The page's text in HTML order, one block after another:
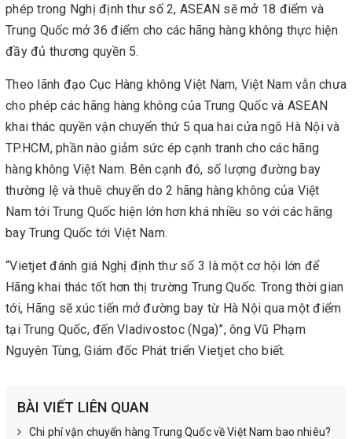
phép trong Nghị định thư số 2, ASEAN sẽ mở 18 điểm và
Trung Quốc mở 36 điểm cho các hãng hàng không thực hiện
đầy đủ thương quyền 5.
Theo lãnh đạo Cục Hàng không Việt Nam, Việt Nam vẫn chưa
cho phép các hãng hàng không của Trung Quốc và ASEAN
khai thác quyền vận chuyển thứ 5 qua hai cửa ngõ Hà Nội và
TP.HCM, phần nào giảm sức ép cạnh tranh cho các hãng
hàng không Việt Nam. Bên cạnh đó, số lượng đường bay
thường lệ và thuê chuyến do 2 hãng hàng không của Việt
Nam tới Trung Quốc hiện lớn hơn khá nhiều so với các hãng
bay Trung Quốc tới Việt Nam.
“Vietjet đánh giá Nghị định thư số 3 là một cơ hội lớn để
Hãng khai thác tốt hơn thị trường Trung Quốc. Trong thời gian
tới, Hãng sẽ xúc tiến mở đường bay từ Hà Nội qua một điểm
tại Trung Quốc, đến Vladivostoc (Nga)”, ông Vũ Phạm
Nguyên Tùng, Giám đốc Phát triển Vietjet cho biết.
BÀI VIẾT LIÊN QUAN
Chi phí vận chuyển hàng Trung Quốc về Việt Nam bao nhiêu?